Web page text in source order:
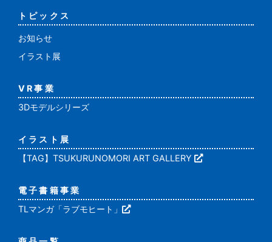
トピックス
お知らせ
イラスト展
VR事業
3Dモデルシリーズ
イラスト展
【TAG】TSUKURUNOMORI ART GALLERY
電子書籍事業
TLマンガ「ラブモヒート」